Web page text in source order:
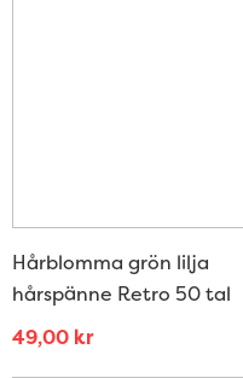
Hårblomma grön lilja
hårspänne Retro 50 tal
49,00 kr